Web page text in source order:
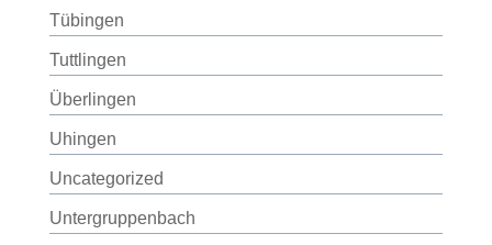
Tübingen
Tuttlingen
Überlingen
Uhingen
Uncategorized
Untergruppenbach